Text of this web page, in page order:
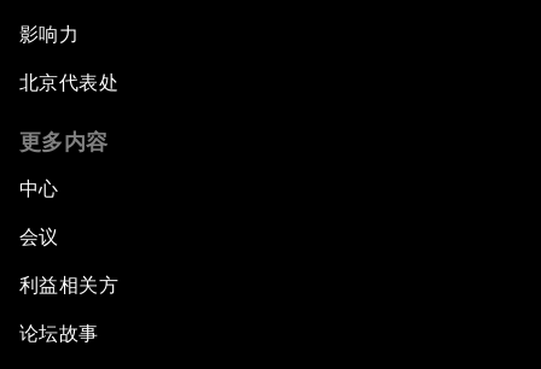
影响力
北京代表处
更多内容
中心
会议
利益相关方
论坛故事